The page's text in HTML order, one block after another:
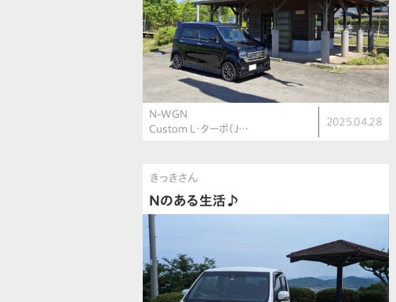
N-WGN
Custom L・ターボ（J…
2025.04.28
きっきさん
Nのある生活♪